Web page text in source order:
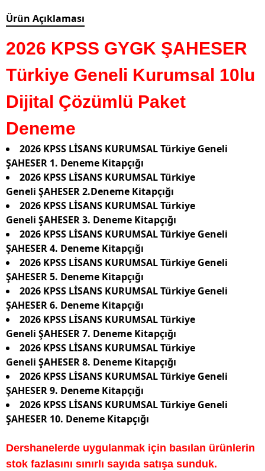
Ürün Açıklaması
2026 KPSS GYGK ŞAHESER
Türkiye Geneli Kurumsal 10lu
Dijital Çözümlü Paket
Deneme
2026 KPSS LİSANS KURUMSAL Türkiye Geneli
ŞAHESER 1. Deneme Kitapçığı
2026 KPSS LİSANS KURUMSAL Türkiye
Geneli ŞAHESER 2.Deneme Kitapçığı
2026 KPSS LİSANS KURUMSAL Türkiye
Geneli ŞAHESER 3. Deneme Kitapçığı
2026 KPSS LİSANS KURUMSAL Türkiye Geneli
ŞAHESER 4. Deneme Kitapçığı
2026 KPSS LİSANS KURUMSAL Türkiye Geneli
ŞAHESER 5. Deneme Kitapçığı
2026 KPSS LİSANS KURUMSAL Türkiye Geneli
ŞAHESER 6. Deneme Kitapçığı
2026 KPSS LİSANS KURUMSAL Türkiye
Geneli ŞAHESER 7. Deneme Kitapçığı
2026 KPSS LİSANS KURUMSAL Türkiye
Geneli ŞAHESER 8. Deneme Kitapçığı
2026 KPSS LİSANS KURUMSAL Türkiye Geneli
ŞAHESER 9. Deneme Kitapçığı
2026 KPSS LİSANS KURUMSAL Türkiye Geneli
ŞAHESER 10. Deneme Kitapçığı
Dershanelerde uygulanmak için basılan ürünlerin
stok fazlasını sınırlı sayıda satışa sunduk.